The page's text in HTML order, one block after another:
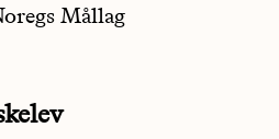
Mållag